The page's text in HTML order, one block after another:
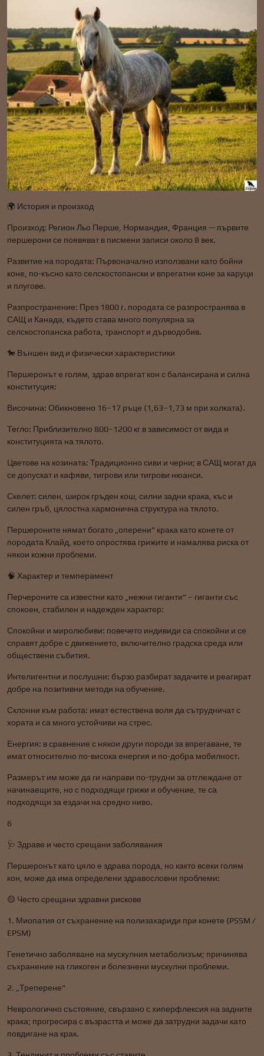
🌍 История и произход
Произход: Регион Льо Перше, Нормандия, Франция — първите
першерони се появяват в писмени записи около 8 век.
Развитие на породата: Първоначално използвани като бойни
коне, по-късно като селскостопански и впрегатни коне за каруци
и плугове.
Разпространение: През 1800 г. породата се разпространява в
САЩ и Канада, където става много популярна за
селскостопанска работа, транспорт и дърводобив.
🐎 Външен вид и физически характеристики
Першеронът е голям, здрав впрегат кон с балансирана и силна
конституция:
Височина: Обикновено 16–17 ръце (1,63–1,73 м при холката).
Тегло: Приблизително 800–1200 кг в зависимост от вида и
конституцията на тялото.
Цветове на козината: Традиционно сиви и черни; в САЩ могат да
се допускат и кафяви, тигрови или тигрови нюанси.
Скелет: силен, широк гръден кош, силни задни крака, къс и
силен гръб, цялостна хармонична структура на тялото.
Першероните нямат богато „оперени" крака като конете от
породата Клайд, което опростява грижите и намалява риска от
някои кожни проблеми.
🧠 Характер и темперамент
Перчероните са известни като „нежни гиганти" – гиганти със
спокоен, стабилен и надежден характер:
Спокойни и миролюбиви: повечето индивиди са спокойни и се
справят добре с движението, включително градска среда или
обществени събития.
Интелигентни и послушни: бързо разбират задачите и реагират
добре на позитивни методи на обучение.
Склонни към работа: имат естествена воля да сътрудничат с
хората и са много устойчиви на стрес.
Енергия: в сравнение с някои други породи за впрегаване, те
имат относително по-висока енергия и по-добра мобилност.
Размерът им може да ги направи по-трудни за отглеждане от
начинаещите, но с подходящи грижи и обучение, те са
подходящи за ездачи на средно ниво.
6
🩺 Здраве и често срещани заболявания
Першеронът като цяло е здрава порода, но както всеки голям
кон, може да има определени здравословни проблеми:
🟡 Често срещани здравни рискове
1. Миопатия от съхранение на полизахариди при конете (PSSM /
EPSM)
Генетично заболяване на мускулния метаболизъм; причинява
съхранение на гликоген и болезнени мускулни проблеми.
2. „Треперене"
Неврологично състояние, свързано с хиперфлексия на задните
крака; прогресира с възрастта и може да затрудни задачи като
повдигане на крак.